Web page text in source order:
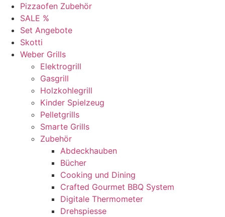
Pizzaofen Zubehör
SALE %
Set Angebote
Skotti
Weber Grills
Elektrogrill
Gasgrill
Holzkohlegrill
Kinder Spielzeug
Pelletgrills
Smarte Grills
Zubehör
Abdeckhauben
Bücher
Cooking und Dining
Crafted Gourmet BBQ System
Digitale Thermometer
Drehspiesse